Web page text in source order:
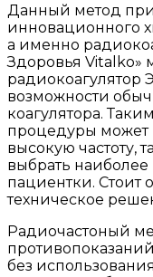
Данный метод
инновационного
а именно
Здоровья Vitalko»
радиокоагулятор
возможности
коагулятора.
процедуры может
высокую частоту,
выбрать
пациентки. Стоит
техническое
Радиочастоный
без